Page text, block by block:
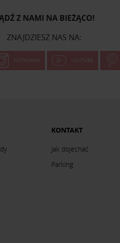
Z NAMI NA BIEŻĄCO!
ZNAJDZIESZ NAS NA:
INSTAGRAM YOUTUBE
KONTAKT
Jak dojechać
Parking